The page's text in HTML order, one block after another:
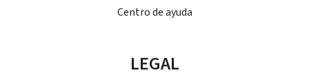
Centro de ayuda
LEGAL